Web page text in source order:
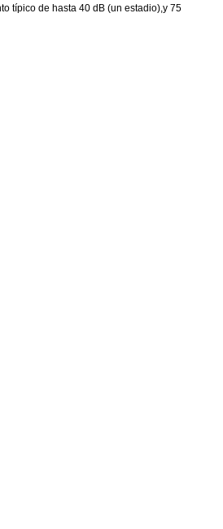
típico de hasta 40 dB (un estadio),y 75